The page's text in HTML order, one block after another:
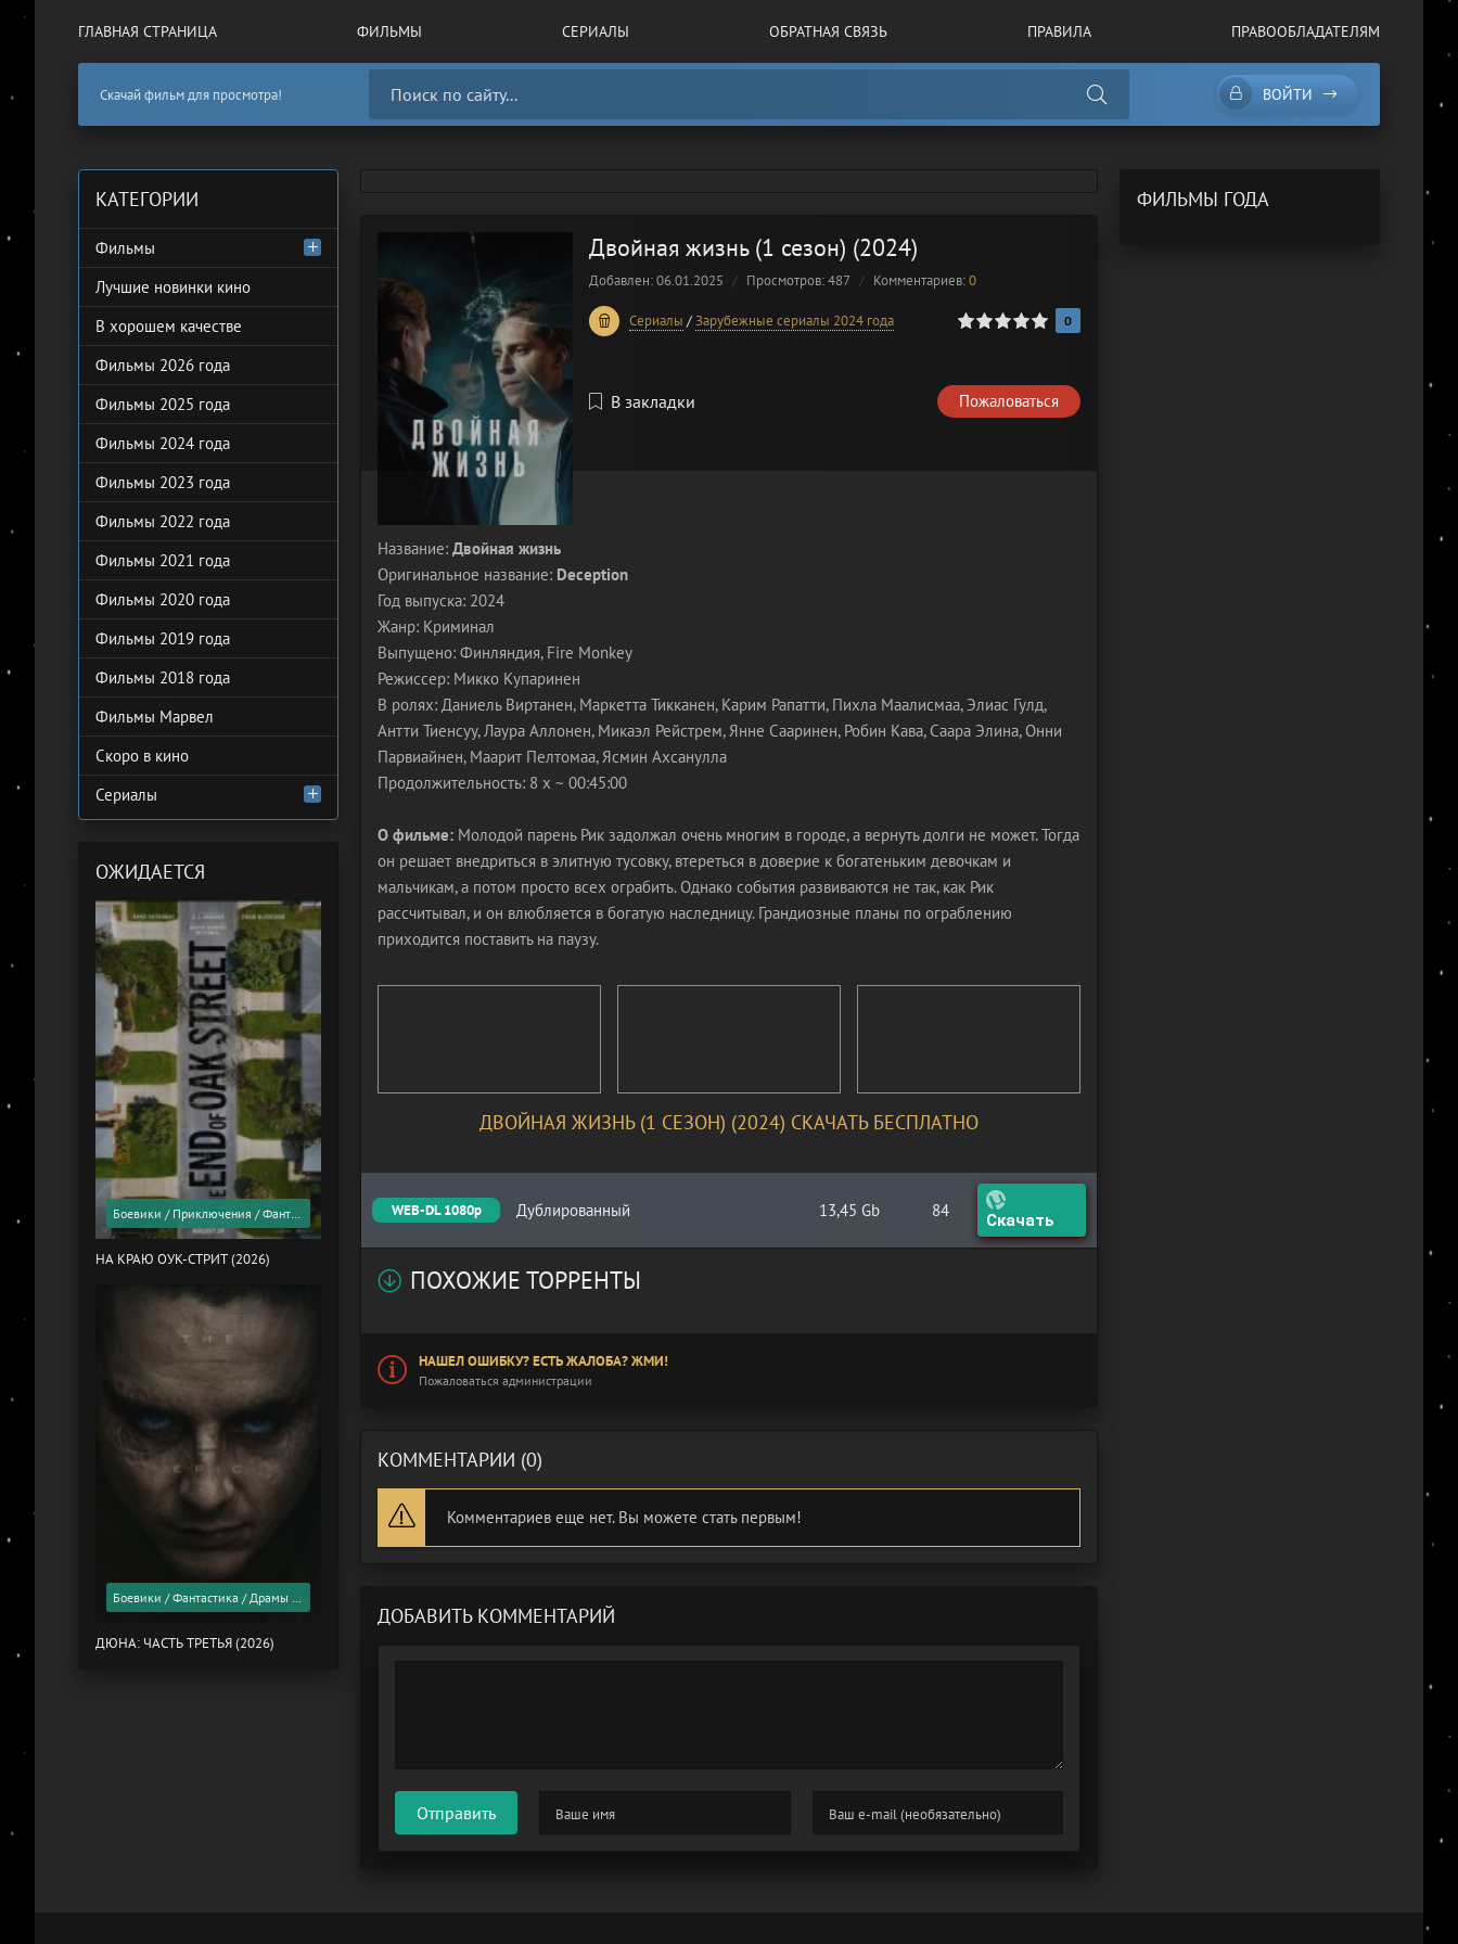
ГЛАВНАЯ СТРАНИЦА ФИЛЬМЫ СЕРИАЛЫ ОБРАТНАЯ СВЯЗЬ ПРАВИЛА ПРАВООБЛАДАТЕЛЯМ
Скачай фильм для просмотра! ВОЙТИ
Двойная жизнь (1 сезон) (2024)
Добавлен: 06.01.2025 Просмотров: 487 Комментариев:0
Сериалы /Зарубежные сериалы 2024 года
0 1 2 3 0
В закладки Пожаловаться
Название: Двойная жизнь
Оригинальное название: Deception
Год выпуска: 2024
Жанр: Криминал
Выпущено: Финляндия, Fire Monkey
Режиссер: Микко Купаринен
В ролях: Даниель Виртанен, Маркетта Тикканен, Карим Рапатти, Пихла Маалисмаа, Элиас Гулд,
Антти Тиенсуу, Лаура Аллонен, Микаэл Рейстрем, Янне Сааринен, Робин Кава, Саара Элина, Онни
Парвиайнен, Маарит Пелтомаа, Ясмин Ахсанулла
Продолжительность: 8 x ~ 00:45:00
О фильме: Молодой парень Рик задолжал очень многим в городе, а вернуть долги не может. Тогда
он решает внедриться в элитную тусовку, втереться в доверие к богатеньким девочкам и
мальчикам, а потом просто всех ограбить. Однако события развиваются не так, как Рик
рассчитывал, и он влюбляется в богатую наследницу. Грандиозные планы по ограблению
приходится поставить на паузу.
ДВОЙНАЯ ЖИЗНЬ (1 СЕЗОН) (2024) СКАЧАТЬ БЕСПЛАТНО
WEB-DL 1080p Дублированный 13,45 Gb 84 Скачать
ПОХОЖИЕ ТОРРЕНТЫ
НАШЕЛ ОШИБКУ? ЕСТЬ ЖАЛОБА? ЖМИ!
Пожаловаться администрации
КОММЕНТАРИИ (0)
Комментариев еще нет. Вы можете стать первым!
ДОБАВИТЬ КОММЕНТАРИЙ
Отправить
КАТЕГОРИИ
Фильмы
Лучшие новинки кино
В хорошем качестве
Фильмы 2026 года
Фильмы 2025 года
Фильмы 2024 года
Фильмы 2023 года
Фильмы 2022 года
Фильмы 2021 года
Фильмы 2020 года
Фильмы 2019 года
Фильмы 2018 года
Фильмы Марвел
Скоро в кино
Сериалы
ОЖИДАЕТСЯ
Боевики / Приключения / Фантастика / Фильмы 2026 года / Скоро в кино
НА КРАЮ ОУК-СТРИТ (2026)
Боевики / Фантастика / Драмы / Фильмы 2026 года / Скоро в кино
ДЮНА: ЧАСТЬ ТРЕТЬЯ (2026)
ФИЛЬМЫ ГОДА